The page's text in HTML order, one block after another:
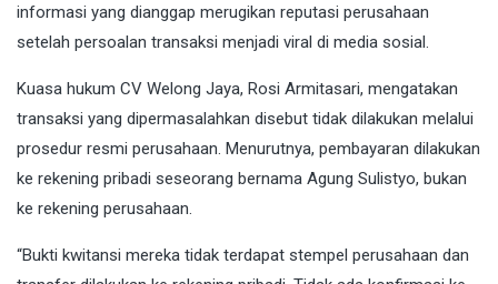
informasi yang dianggap merugikan reputasi perusahaan
setelah persoalan transaksi menjadi viral di media sosial.
Kuasa hukum CV Welong Jaya, Rosi Armitasari, mengatakan
transaksi yang dipermasalahkan disebut tidak dilakukan melalui
prosedur resmi perusahaan. Menurutnya, pembayaran dilakukan
ke rekening pribadi seseorang bernama Agung Sulistyo, bukan
ke rekening perusahaan.
“Bukti kwitansi mereka tidak terdapat stempel perusahaan dan